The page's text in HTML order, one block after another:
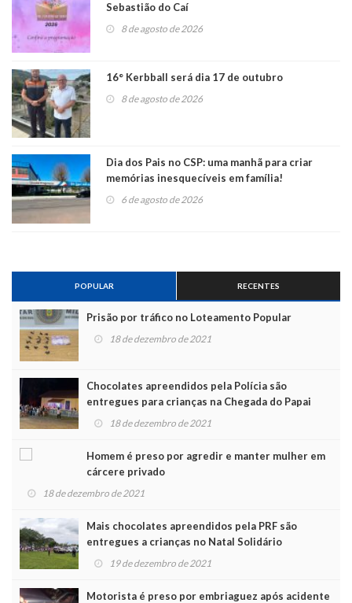
Sebastião do Caí
8 de agosto de 2026
16° Kerbball será dia 17 de outubro
8 de agosto de 2026
Dia dos Pais no CSP: uma manhã para criar
memórias inesquecíveis em família!
6 de agosto de 2026
POPULAR RECENTES
Prisão por tráfico no Loteamento Popular
18 de dezembro de 2021
Chocolates apreendidos pela Polícia são
entregues para crianças na Chegada do Papai
Noel
18 de dezembro de 2021
Homem é preso por agredir e manter mulher em
cárcere privado
18 de dezembro de 2021
Mais chocolates apreendidos pela PRF são
entregues a crianças no Natal Solidário
19 de dezembro de 2021
Motorista é preso por embriaguez após acidente